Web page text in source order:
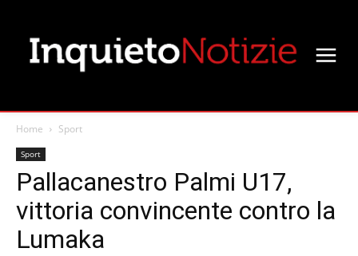
Home Sport
Sport
Pallacanestro Palmi U17,
vittoria convincente contro la
Lumaka